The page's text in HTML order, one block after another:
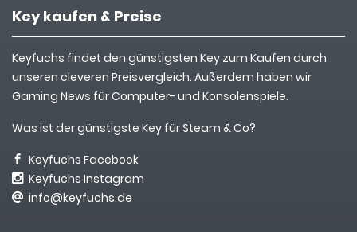
Key kaufen & Preise
Keyfuchs findet den günstigsten Key zum Kaufen durch
unseren cleveren Preisvergleich. Außerdem haben wir
Gaming News für Computer- und Konsolenspiele.
Was ist der günstigste Key für Steam & Co?
Keyfuchs Facebook
Keyfuchs Instagram
info@keyfuchs.de